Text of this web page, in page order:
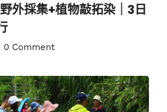
外採集+植物敲拓染｜3日
0 Comment